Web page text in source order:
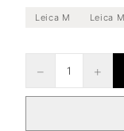
Leica M Leica M
− 1 +